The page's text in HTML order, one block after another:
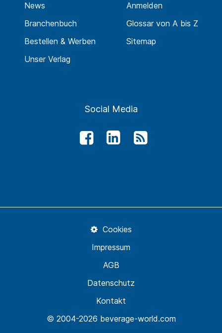
News
Branchenbuch
Bestellen & Werben
Unser Verlag
Anmelden
Glossar von A bis Z
Sitemap
Social Media
© 2004-2026 beverage-world.com
Kontakt
Datenschutz
AGB
Impressum
Cookies